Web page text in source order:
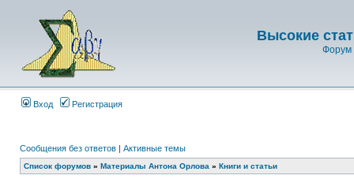
Высокие
Форум
Вход Регистрация
Сообщения без ответов | Активные темы
Список форумов » Материалы Антона Орлова » Книги и статьи